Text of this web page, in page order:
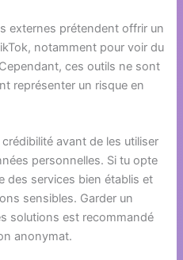
externes prétendent offrir un
notamment pour voir du
ces outils ne sont
représenter un risque en
avant de les utiliser
personnelles. Si tu opte
des services bien établis et
sensibles. Garder un
solutions est recommandé
anonymat.